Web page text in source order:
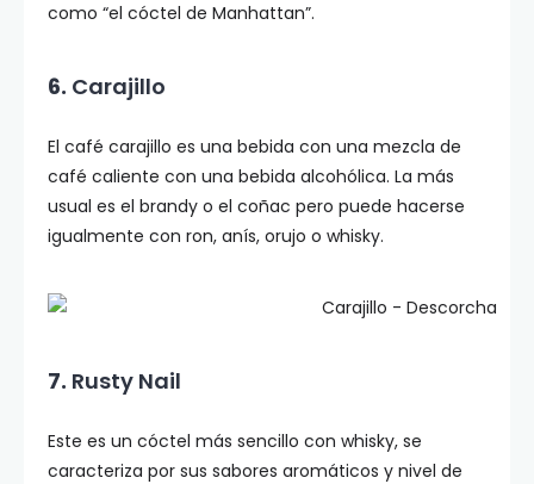
como “el cóctel de Manhattan”.
6. Carajillo
El café carajillo es una bebida con una mezcla de
café caliente con una bebida alcohólica. La más
usual es el brandy o el coñac pero puede hacerse
igualmente con ron, anís, orujo o whisky.
7. Rusty Nail
Este es un cóctel más sencillo con whisky, se
caracteriza por sus sabores aromáticos y nivel de